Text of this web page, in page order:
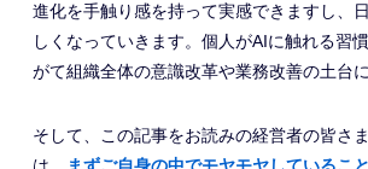
進化を手触り感を持って実感できますし、
しくなっていきます。個人がAIに触れる習
がて組織全体の意識改革や業務改善の土台
そして、この記事をお読みの経営者の皆さ